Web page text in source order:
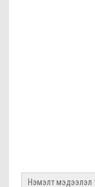
Нэмэлт мэдээлэл